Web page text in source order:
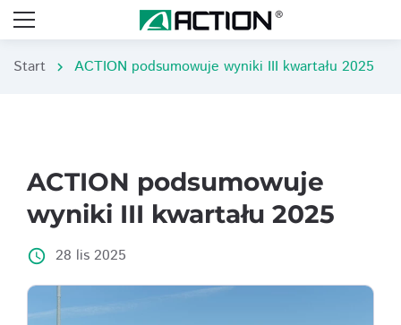
Start chevron_right ACTION podsumowuje wyniki III kwartału 2025
ACTION podsumowuje
wyniki III kwartału 2025
access_time 28 lis 2025